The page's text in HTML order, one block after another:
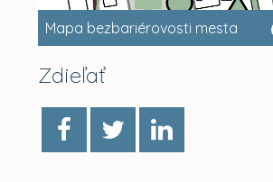
Mapa bezbariérovosti mesta
Zdieľať